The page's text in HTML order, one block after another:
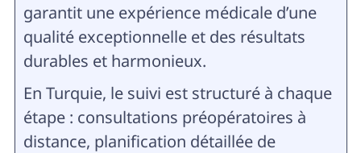
garantit une expérience médicale d’une
qualité exceptionnelle et des résultats
durables et harmonieux.
En Turquie, le suivi est structuré à chaque
étape : consultations préopératoires à
distance, planification détaillée de